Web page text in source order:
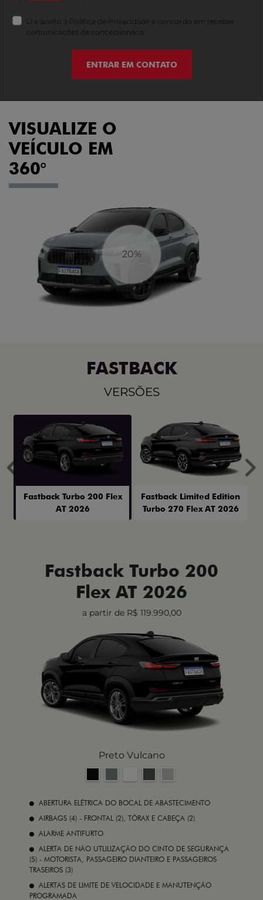
Li e aceito a Política de Privacidade e concordo em receber
comunicações da concessionária.
ENTRAR EM CONTATO
VISUALIZE O
VEÍCULO EM
360°
23%
FASTBACK
VERSÕES
Fastback Turbo 200 Flex
AT 2026
Fastback Limited Edition
Turbo 270 Flex AT 2026
Anterior
Fastback Turbo 200
Flex AT 2026
a partir de R$ 119.990,00
Preto Vulcano
ABERTURA ELÉTRICA DO BOCAL DE ABASTECIMENTO
AIRBAGS (4) - FRONTAL (2), TÓRAX E CABEÇA (2)
ALARME ANTIFURTO
ALERTA DE NÃO UTLILIZAÇÃO DO CINTO DE SEGURANÇA
(5) - MOTORISTA, PASSAGEIRO DIANTEIRO E PASSAGEIROS
TRASEIROS (3)
ALERTAS DE LIMITE DE VELOCIDADE E MANUTENÇÃO
PROGRAMADA